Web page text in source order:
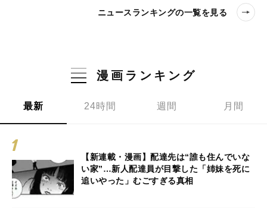
ニュースランキングの一覧を見る
漫画ランキング
最新 24時間 週間 月間
【新連載・漫画】配達先は“誰も住んでいな
い家”…新人配達員が目撃した「姉妹を死に
追いやった」むごすぎる真相